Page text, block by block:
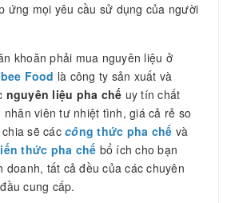
ứng mọi yêu cầu sử dụng của người
khoăn phải mua nguyên liệu ở
Food là công ty sản xuất và
nguyên liệu pha chế uy tín chất
nhân viên tư nhiệt tình, giá cả rẻ so
sẽ các công thức pha chế và
thức pha chế bổ ích cho bạn
doanh, tất cả đều của các chuyên
cung cấp.